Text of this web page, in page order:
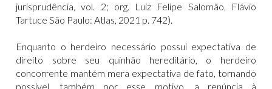
jurisprudência, vol. 2; org. Luiz Felipe Salomão, Flávio
Tartuce São Paulo: Atlas, 2021 p. 742).
Enquanto o herdeiro necessário possui expectativa de
direito sobre seu quinhão hereditário, o herdeiro
concorrente mantém mera expectativa de fato, tornando
possível, também por esse motivo, a renúncia à